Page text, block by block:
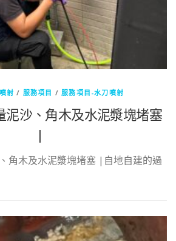
射 / 服務項目 /服務項目-水刀噴射
泥沙、角木及水泥漿塊堵塞
|
角木及水泥漿塊堵塞 |自地自建的過